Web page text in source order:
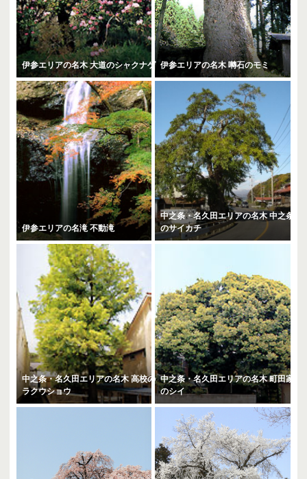
伊参エリアの名木 大道のシャクナゲ 伊参エリアの名木 囀石のモミ
伊参エリアの名滝 不動滝
中之条・名久田エリアの名木 中之条
のサイカチ
中之条・名久田エリアの名木 高校の
ラクウショウ
中之条・名久田エリアの名木 町田家
のシイ